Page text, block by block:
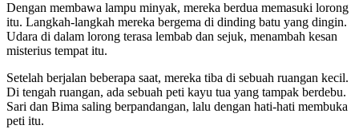
Dengan membawa lampu minyak, mereka berdua memasuki lorong
itu. Langkah-langkah mereka bergema di dinding batu yang dingin.
Udara di dalam lorong terasa lembab dan sejuk, menambah kesan
misterius tempat itu.
Setelah berjalan beberapa saat, mereka tiba di sebuah ruangan kecil.
Di tengah ruangan, ada sebuah peti kayu tua yang tampak berdebu.
Sari dan Bima saling berpandangan, lalu dengan hati-hati membuka
peti itu.